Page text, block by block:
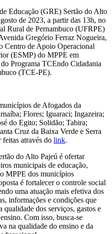
Educação (GRE) Sertão do Alto
de 2023, a partir das 13h, no
Rural de Pernambuco (UFRPE)
Gregório Ferraz Nogueira,
Centro de Apoio Operacional
(ESMP) do MPPE em
Programa TCEndo Cidadania
(TCE-PE).
de Afogados da
Flores; Iguaraci; Ingazeira;
do Egito; Solidão; Tabira;
Cruz da Baixa Verde e Serra
feitas através do link.
do Alto Pajeú é ofertar
municipais de educação,
MPPE dos municípios
é fortalecer o controle social
uma atuação mais efetiva dos
informações e condições que
qualidade dos serviços, gastos e
Com isso, busca-se
na qualidade do ensino e da